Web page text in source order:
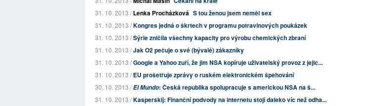
31. 10. 2013 /Lenka Procházková S tou ženou jsem neměl sex
31. 10. 2013 /Kongres jedná o škrtech v programu potravinových poukázek
31. 10. 2013 /Sýrie zničila všechny kapacity pro výrobu chemických zbraní
31. 10. 2013 /Jak O2 pečuje o své (bývalé) zákazníky
31. 10. 2013 /Google a Yahoo zuří, že jim NSA kopíruje uživatelský provoz z jejic...
31. 10. 2013 /EU prošetřuje zprávy o ruském elektronickém špehování
30. 10. 2013 /El Mundo: Česká republika spolupracuje s americkou NSA na š...
31. 10. 2013 /Kasperskij: Finanční podvody na internetu stojí daleko víc než odha...